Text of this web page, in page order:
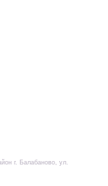
г. Балабаново, ул.